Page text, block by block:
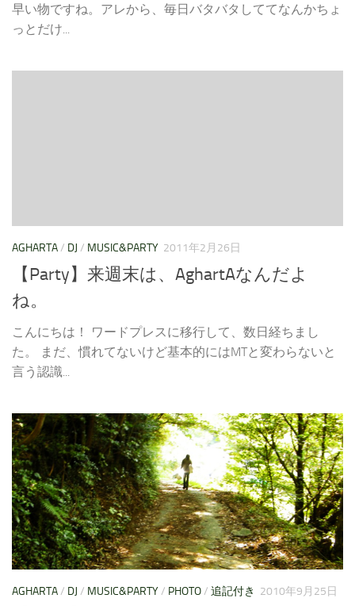
早い物ですね。アレから、毎日バタバタしててなんかちょ
っとだけ...
AGHARTA/ DJ / MUSIC&PARTY 2011年2月26日
【Party】来週末は、AghartAなんだよ
ね。
こんにちは！ ワードプレスに移行して、数日経ちまし
た。 まだ、慣れてないけど基本的にはMTと変わらないと
言う認識...
AGHARTA/ DJ / MUSIC&PARTY/ PHOTO/ 追記付き 2010年9月25日